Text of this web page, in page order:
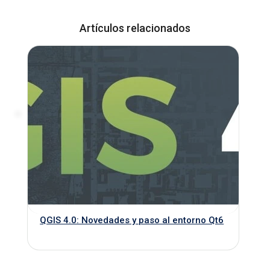
Artículos relacionados
QGIS 4.0: Novedades y paso al entorno Qt6